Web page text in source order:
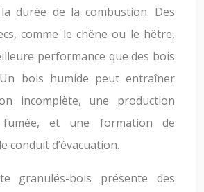
durée de la combustion. Des
comme le chêne ou le hêtre,
performance que des bois
bois humide peut entraîner
incomplète, une production
fumée, et une formation de
conduit d’évacuation.
granulés-bois présente des